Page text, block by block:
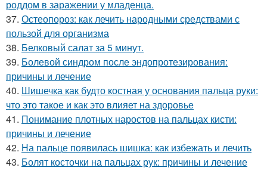
роддом в заражении у младенца.
37. Остеопороз: как лечить народными средствами с
пользой для организма
38. Белковый салат за 5 минут.
39. Болевой синдром после эндопротезирования:
причины и лечение
40. Шишечка как будто костная у основания пальца руки:
что это такое и как это влияет на здоровье
41. Понимание плотных наростов на пальцах кисти:
причины и лечение
42. На пальце появилась шишка: как избежать и лечить
43. Болят косточки на пальцах рук: причины и лечение